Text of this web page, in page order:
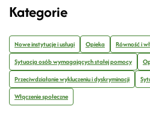
Kategorie
Nowe instytucje i usługi Opieka Równość i
Sytuacja osób wymagających stałej pomocy
Przeciwdziałanie wykluczeniu i dyskryminacji
Włączenie społeczne